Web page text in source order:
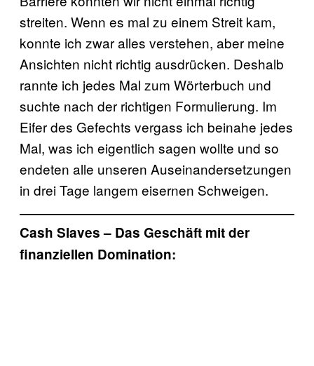
streiten. Wenn es mal zu einem Streit kam,
konnte ich zwar alles verstehen, aber meine
Ansichten nicht richtig ausdrücken. Deshalb
rannte ich jedes Mal zum Wörterbuch und
suchte nach der richtigen Formulierung. Im
Eifer des Gefechts vergass ich beinahe jedes
Mal, was ich eigentlich sagen wollte und so
endeten alle unseren Auseinandersetzungen
in drei Tage langem eisernen Schweigen.
Cash Slaves – Das Geschäft mit der
finanziellen Domination: